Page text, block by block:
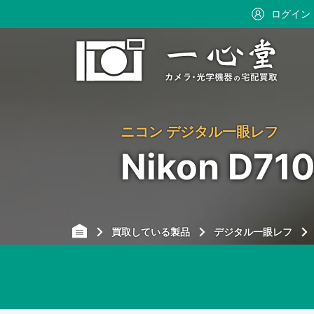
ログイン
ニコン デジタル一眼レフ
Nikon
買取している製品 デジタル一眼レフ